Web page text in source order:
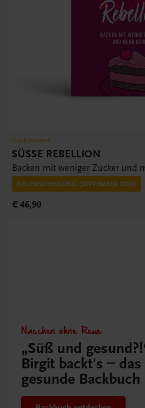
Gastronomie
SÜSSE REBELLION
Backen mit weniger Zucker und
NEUERSCHEINUNG (SEPTEMBER 2026)
€ 46,90
Naschen ohne Reue
„Süß und
Birgit backt's – das
gesunde Backbuch